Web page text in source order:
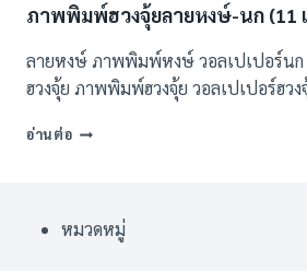
ภาพพิมพ์ฮวงจุ้ยลายหงษ์-นก (11
ลายหงษ์ ภาพพิมพ์หงษ์ วอลเปเปอร์นก
ฮวงจุ้ย ภาพพิมพ์ฮวงจุ้ย วอลเปเปอร์ฮว
อ่านต่อภาพ
ลาย
หมวดหมู่